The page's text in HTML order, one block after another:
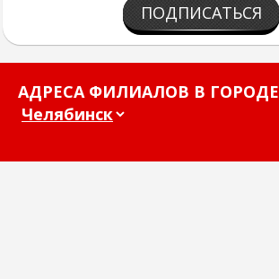
ПОДПИСАТЬСЯ
АДРЕСА ФИЛИАЛОВ В ГОРОДЕ